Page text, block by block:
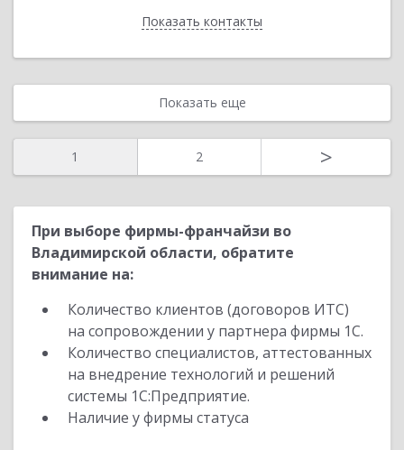
Показать контакты
Назад
Показать еще
1 2 >
При выборе фирмы-франчайзи во
Владимирской области, обратите
внимание на:
Количество клиентов (договоров ИТС)
на сопровождении у партнера фирмы 1С.
Количество специалистов, аттестованных
на внедрение технологий и решений
системы 1С:Предприятие.
Наличие у фирмы статуса